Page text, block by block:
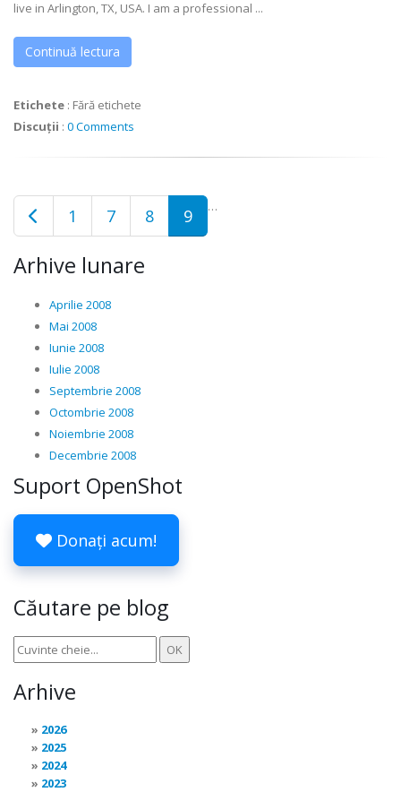
live in Arlington, TX, USA. I am a professional ...
Continuă lectura
Etichete : Fără etichete
Discuții : 0 Comments
1 …
7 8 9
Arhive lunare
Aprilie 2008
Mai 2008
Iunie 2008
Iulie 2008
Septembrie 2008
Octombrie 2008
Noiembrie 2008
Decembrie 2008
Suport OpenShot
Donați acum!
Căutare pe blog
Arhive
2026
2025
2024
2023